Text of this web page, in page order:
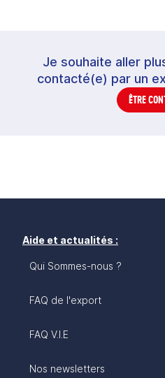
Je souhaite aller
contacté(e) par un
ÊTRE
Aide et actualités :
Qui Sommes-nous ?
FAQ de l'export
FAQ V.I.E
Nos newsletters